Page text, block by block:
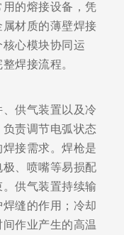
的熔接设备，凭
材质的薄壁焊接
心模块协同运
焊接流程。
供气装置以及冷
责调节电弧状态
接需求。焊枪是
、喷嘴等易损配
供气装置持续输
缝的作用；冷却
作业产生的高温